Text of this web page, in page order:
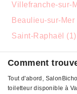
Villefranche-sur-
Beaulieu-sur-Mer
Saint-Raphaël (1)
Comment
Tout d'abord,
toiletteur disponible à